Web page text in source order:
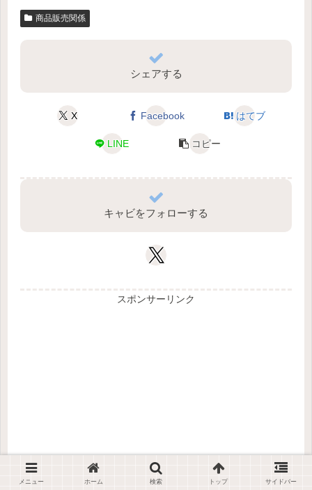
商品販売関係
シェアする
X Facebook はてブ
LINE コピー
キャビをフォローする
スポンサーリンク
メニュー ホーム 検索 トップ サイドバー